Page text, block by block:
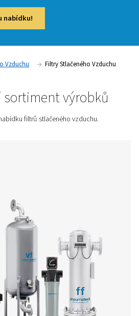
mít velký dopad: způsobují poruchy
i snížení kvality výroby. Chcete-li mít
a s maximální účinností, je
si můžete vybrat z různých typů
průmyslové použití – od
vysokými nároky na čistotu.
Vzduchu
sortiment
nabídku filtrů stlačeného